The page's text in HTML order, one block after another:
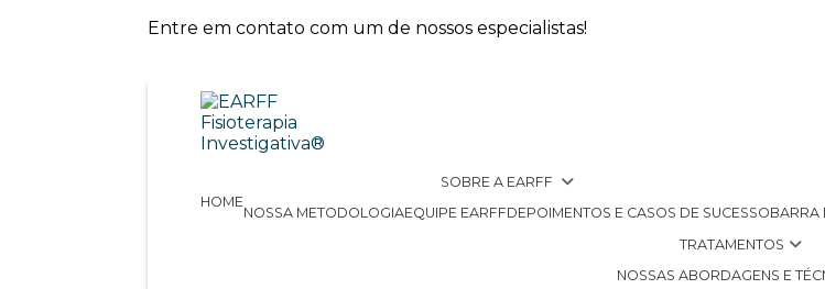
Entre em contato com um de nossos especialistas!
HOME
SOBRE A EARFF
NOSSA METODOLOGIA EQUIPE EARFF DEPOIMENTOS E CASOS DE SUCESSO
TRATAMENTOS
NOSSAS ABORDAGENS E